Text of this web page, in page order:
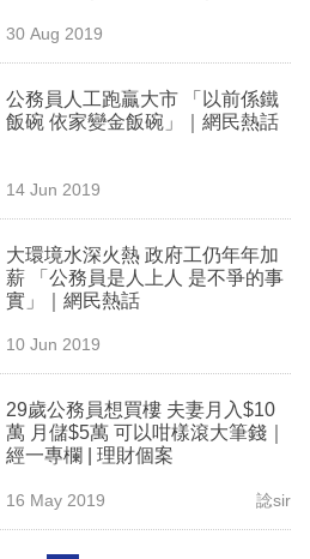
30 Aug 2019
公務員人工跑贏大市 「以前係鐵
飯碗 依家變金飯碗」｜網民熱話
14 Jun 2019
大環境水深火熱 政府工仍年年加
薪 「公務員是人上人 是不爭的事
實」｜網民熱話
10 Jun 2019
29歲公務員想買樓 夫妻月入$10
萬 月儲$5萬 可以咁樣滾大筆錢｜
經一專欄 | 理財個案
16 May 2019 諗sir